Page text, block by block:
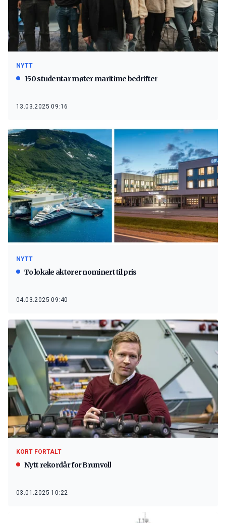
NYTT
150 studentar møter maritime bedrifter
13.03.2025 09:16
NYTT
To lokale aktører nominert til pris
04.03.2025 09:40
KORT FORTALT
Nytt rekordår for Brunvoll
03.01.2025 10:22